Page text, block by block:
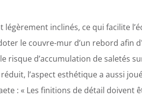
légèrement inclinés, ce qui facilite
le couvre-mur d’un rebord afin
risque d’accumulation de saletés
l’aspect esthétique a aussi
: « Les finitions de détail